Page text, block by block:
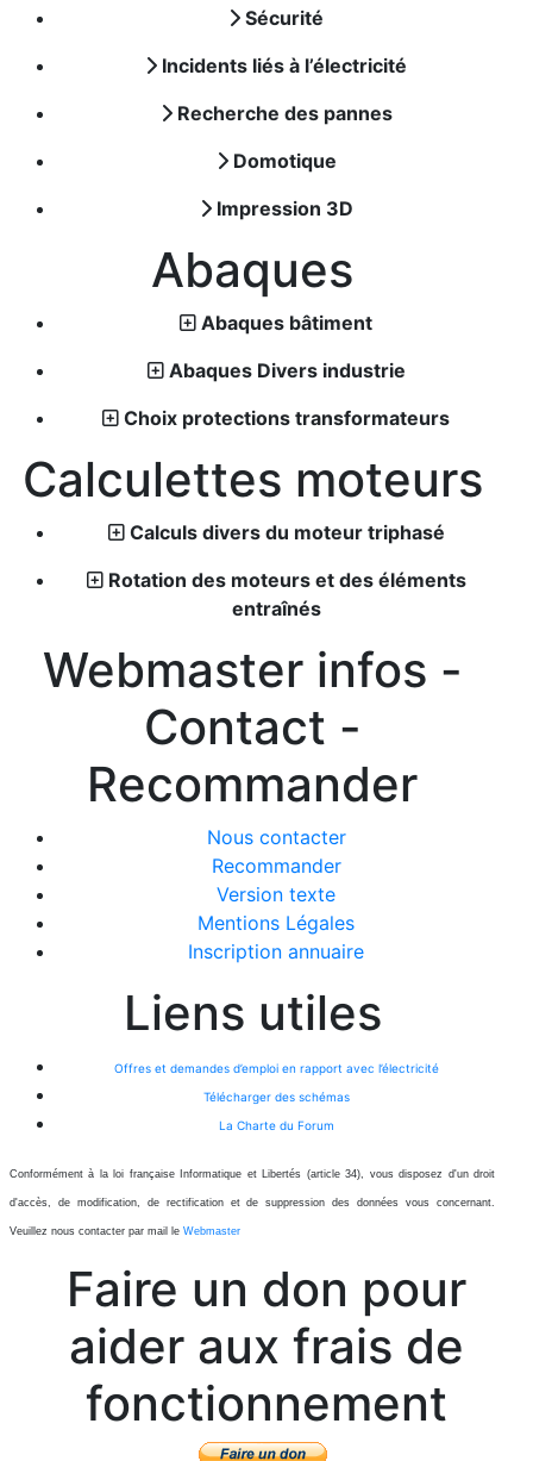
Sécurité
Incidents liés à l’électricité
Recherche des pannes
Domotique
Impression 3D
Abaques
Abaques bâtiment
Abaques Divers industrie
Choix protections transformateurs
Calculettes moteurs
Calculs divers du moteur triphasé
Rotation des moteurs et des éléments
entraînés
Webmaster infos -
Contact -
Recommander
Nous contacter
Recommander
Version texte
Mentions Légales
Inscription annuaire
Liens utiles
Offres et demandes d’emploi en rapport avec l’électricité
Télécharger des schémas
La Charte du Forum
Conformément à la loi française Informatique et Libertés (article 34), vous disposez d'un droit
d'accès, de modification, de rectification et de suppression des données vous concernant.
Veuillez nous contacter par mail le Webmaster
Faire un don pour
aider aux frais de
fonctionnement